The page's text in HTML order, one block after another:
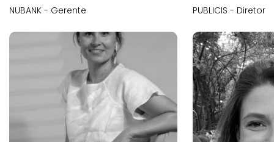
NUBANK - Gerente PUBLICIS - Diretor